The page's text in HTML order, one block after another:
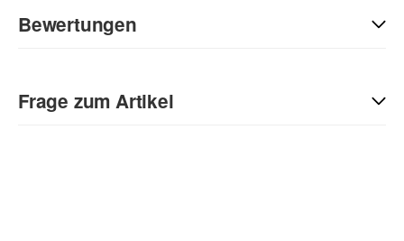
Bewertungen
Sie Anderen bei der Kaufentscheidung:
Frage zum Artikel